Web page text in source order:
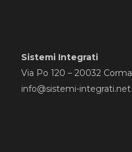
Sistemi Integrati
Via Po 120 – 20032
info@sistemi-integrati.net